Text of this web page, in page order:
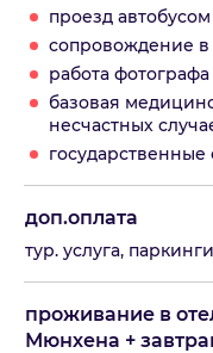
проезд автобусом
сопровождение в
работа
базовая
несчастных
государственные
доп.оплата
тур. услуга,
проживание в
Мюнхена +